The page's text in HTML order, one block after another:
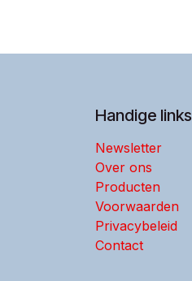
Handige links
Newsletter
Over ons
Producten
Voorwaarden
Privacybeleid
Contact